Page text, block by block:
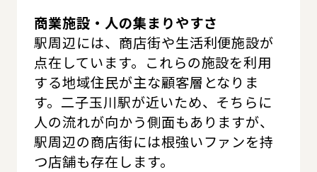
商業施設・人の集まりやすさ
駅周辺には、商店街や生活利便施設が
点在しています。これらの施設を利用
する地域住民が主な顧客層となりま
す。二子玉川駅が近いため、そちらに
人の流れが向かう側面もありますが、
駅周辺の商店街には根強いファンを持
つ店舗も存在します。